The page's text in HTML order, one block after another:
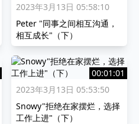
2023年3月13日 05:58:10
Peter "同事之间相互沟通，
相互成长"（下）
00:01:01
2023年3月13日 05:53:50
Snowy"拒绝在家摆烂，选择
工作上进"（下）